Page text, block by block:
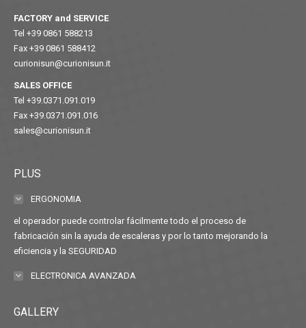
FACTORY and SERVICE
Tel +39 0861 588213
Fax +39 0861 588412
curionisun@curionisun.it
SALES OFFICE
Tel +39.0371.091.019
Fax +39.0371.091.016
sales@curionisun.it
PLUS
ERGONOMIA
el operador puede controlar fácilmente todo el proceso de
fabricación sin la ayuda de escaleras y por lo tanto mejorando la
eficiencia y la SEGURIDAD
ELECTRONICA AVANZADA
GALLERY